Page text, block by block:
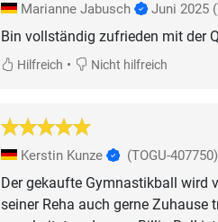
Marianne Jabusch Juni 2025
Bin vollständig zufrieden mit der
Hilfreich • Nicht hilfreich
Kerstin Kunze (TOGU-407750)
Der gekaufte Gymnastikball wird
seiner Reha auch gerne